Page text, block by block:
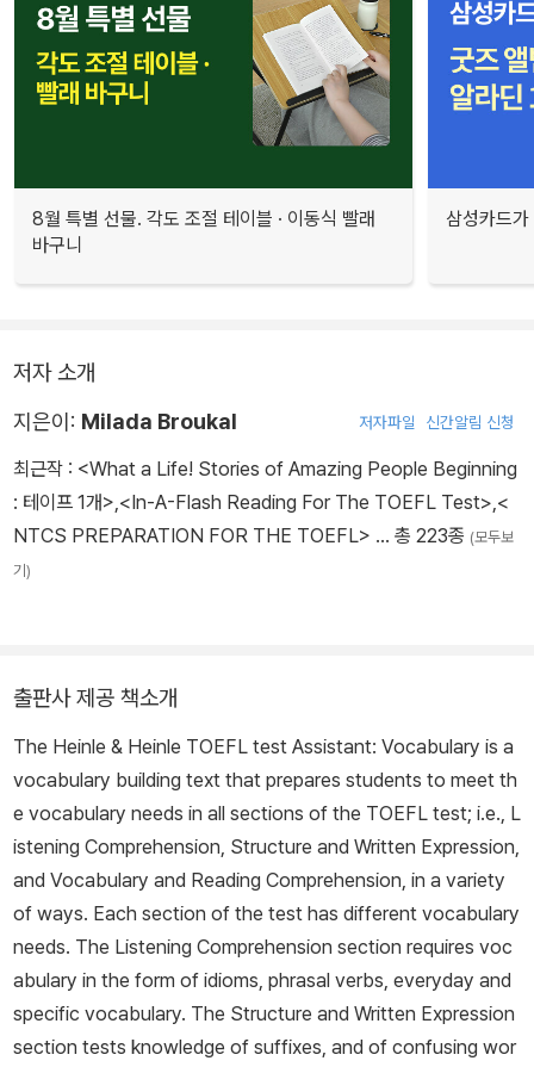
8월 특별 선물. 각도 조절 테이블 · 이동식 빨래
바구니
삼성카드
저자 소개
지은이: Milada Broukal 저자파일 신간알림 신청
최근작 : <What a Life! Stories of Amazing People Beginning
: 테이프 1개>,<In-A-Flash Reading For The TOEFL Test>,<
NTCS PREPARATION FOR THE TOEFL> … 총 223종 (모두보
기)
출판사 제공 책소개
The Heinle & Heinle TOEFL test Assistant: Vocabulary is a
vocabulary building text that prepares students to meet th
e vocabulary needs in all sections of the TOEFL test; i.e., L
istening Comprehension, Structure and Written Expression,
and Vocabulary and Reading Comprehension, in a variety
of ways. Each section of the test has different vocabulary
needs. The Listening Comprehension section requires voc
abulary in the form of idioms, phrasal verbs, everyday and
specific vocabulary. The Structure and Written Expression
section tests knowledge of suffixes, and of confusing wor